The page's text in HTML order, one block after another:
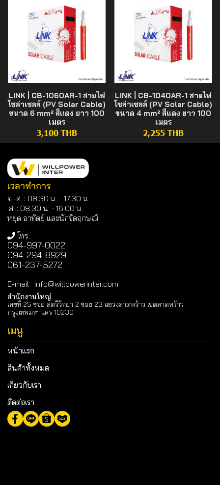
LINK | CB-1060AR-1 สายไฟ
โซล่าเซลล์ (PV Solar Cable)
ขนาด 6 mm² สีแดง ยาว 100
เมตร
3,100 THB
LINK | CB-1040AR-1 สายไฟ
โซล่าเซลล์ (PV Solar Cable)
ขนาด 4 mm² สีแดง ยาว 100
เมตร
2,255 THB
เวลาทำการ
จ.-ศ. : 08:30 น. - 17.30 น.
ส. : 08.30 น. -16.00 น.
หยุด อาทิตย์ และนักขัตฤกษณ์
โทร.
094-997-0022
094-294-8929
061-237-5272
E-mail : info@willpowerinter.com
สำนักงานใหญ่
เลขที่ 25 ซอย สตรีวิทยา 2 ซอย 23 แขวงลาดพร้าว เขตลาดพร้าว
กรุงเทพมหานคร 10230
เมนู
หน้าแรก
สินค้าทั้งหมด
เกี่ยวกับเรา
ติดต่อเรา